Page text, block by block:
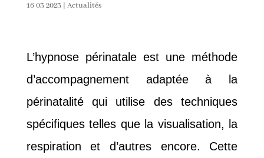
16 03 2023| Actualités
L’hypnose périnatale est une méthode
d’accompagnement adaptée à la
périnatalité qui utilise des techniques
spécifiques telles que la visualisation, la
respiration et d’autres encore. Cette